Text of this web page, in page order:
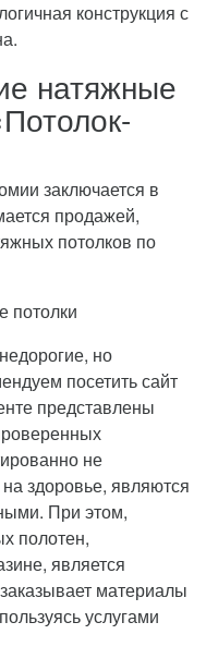
конструкция с
натяжные
заключается в
продажей,
потолков по
но
посетить сайт
представлены
не
здоровье, являются
При этом,
полотен,
является
материалы
услугами